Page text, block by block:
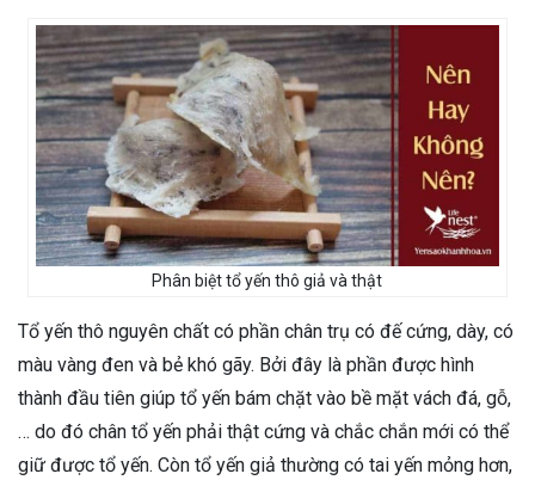
Phân biệt tổ yến thô giả và thật
Tổ yến thô nguyên chất có phần chân trụ có đế cứng, dày, có
màu vàng đen và bẻ khó gãy. Bởi đây là phần được hình
thành đầu tiên giúp tổ yến bám chặt vào bề mặt vách đá, gỗ,
… do đó chân tổ yến phải thật cứng và chắc chắn mới có thể
giữ được tổ yến. Còn tổ yến giả thường có tai yến mỏng hơn,